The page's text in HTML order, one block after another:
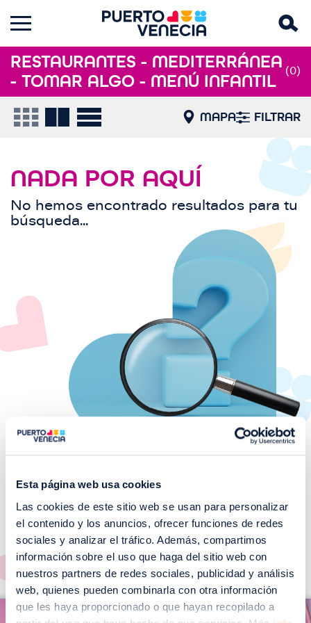
Esta página web usa cookies
Las cookies de este sitio web se usan para personalizar
el contenido y los anuncios, ofrecer funciones de redes
sociales y analizar el tráfico. Además, compartimos
información sobre el uso que haga del sitio web con
nuestros partners de redes sociales, publicidad y análisis
web, quienes pueden combinarla con otra información
que les haya proporcionado o que hayan recopilado a
RESTAURANTES - MEDITERRÁNEA
- TOMAR ALGO - MENÚ INFANTIL
(0)
MAPA FILTRAR
NADA POR AQUÍ
No hemos encontrado resultados para tu
búsqueda...
¡No te pierdas nuestros
EVENTOS!
Ver todos >
m